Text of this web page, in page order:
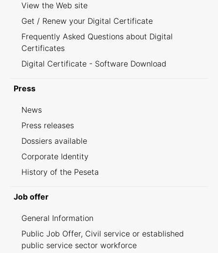
View the Web site
Get / Renew your Digital Certificate
Frequently Asked Questions about Digital
Certificates
Digital Certificate - Software Download
Press
News
Press releases
Dossiers available
Corporate Identity
History of the Peseta
Job offer
General Information
Public Job Offer, Civil service or established
public service sector workforce